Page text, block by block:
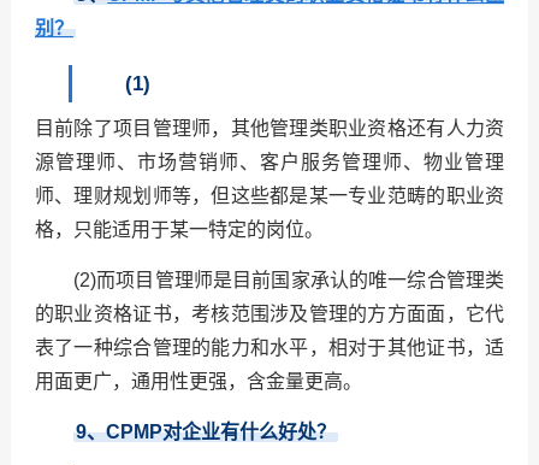
别？
(1)
目前除了项目管理师，其他管理类职业资格还有人力资
源管理师、市场营销师、客户服务管理师、物业管理
师、理财规划师等，但这些都是某一专业范畴的职业资
格，只能适用于某一特定的岗位。
(2)而项目管理师是目前国家承认的唯一综合管理类
的职业资格证书，考核范围涉及管理的方方面面，它代
表了一种综合管理的能力和水平，相对于其他证书，适
用面更广，通用性更强，含金量更高。
9、CPMP对企业有什么好处？